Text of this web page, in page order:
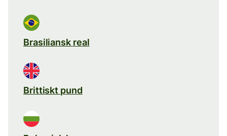
Brasiliansk real
Brittiskt pund